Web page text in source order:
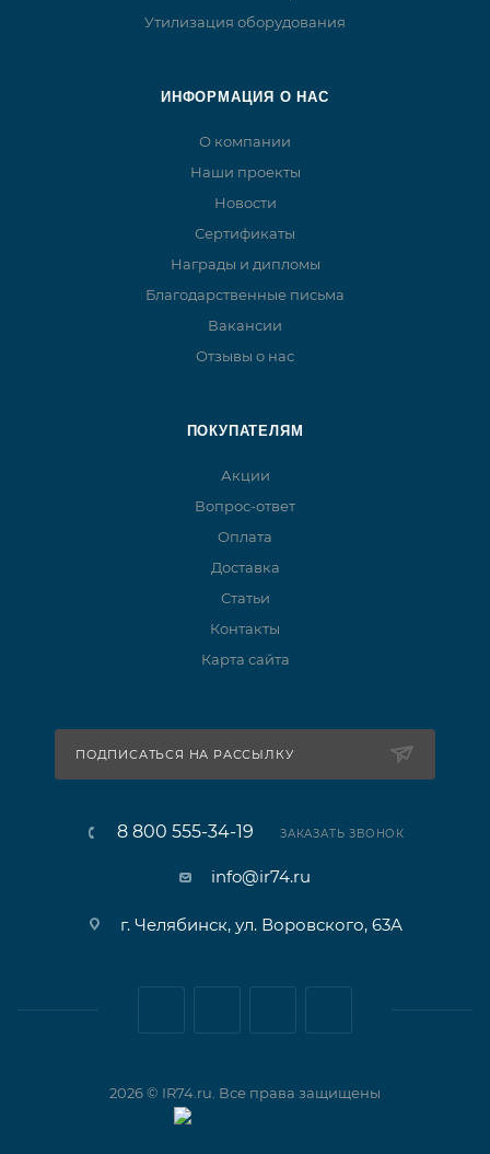
Утилизация оборудования
ИНФОРМАЦИЯ О НАС
О компании
Наши проекты
Новости
Сертификаты
Награды и дипломы
Благодарственные письма
Вакансии
Отзывы о нас
ПОКУПАТЕЛЯМ
Акции
Вопрос-ответ
Оплата
Доставка
Статьи
Контакты
Карта сайта
ПОДПИСАТЬСЯ НА РАССЫЛКУ
8 800 555-34-19 ЗАКАЗАТЬ ЗВОНОК
info@ir74.ru
г. Челябинск, ул. Воровского, 63А
2026 © IR74.ru. Все права защищены